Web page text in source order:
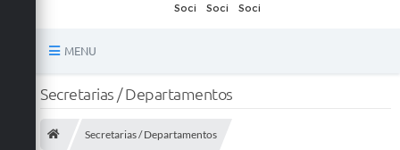
MENU
Principal
Secretarias / Departamentos
Secretarias / Departamentos